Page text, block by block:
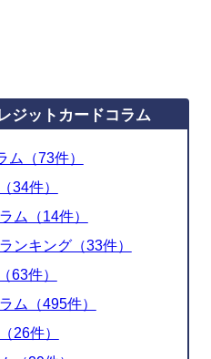
ジットカードコラム
（73件）
34件）
ム（14件）
ンキング（33件）
63件）
ム（495件）
26件）